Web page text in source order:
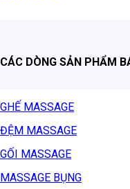
CÁC DÒNG SẢN PHẨM
GHẾ MASSAGE
ĐỆM MASSAGE
GỐI MASSAGE
MASSAGE BỤNG